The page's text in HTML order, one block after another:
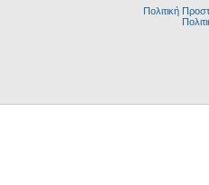
Πολιτική